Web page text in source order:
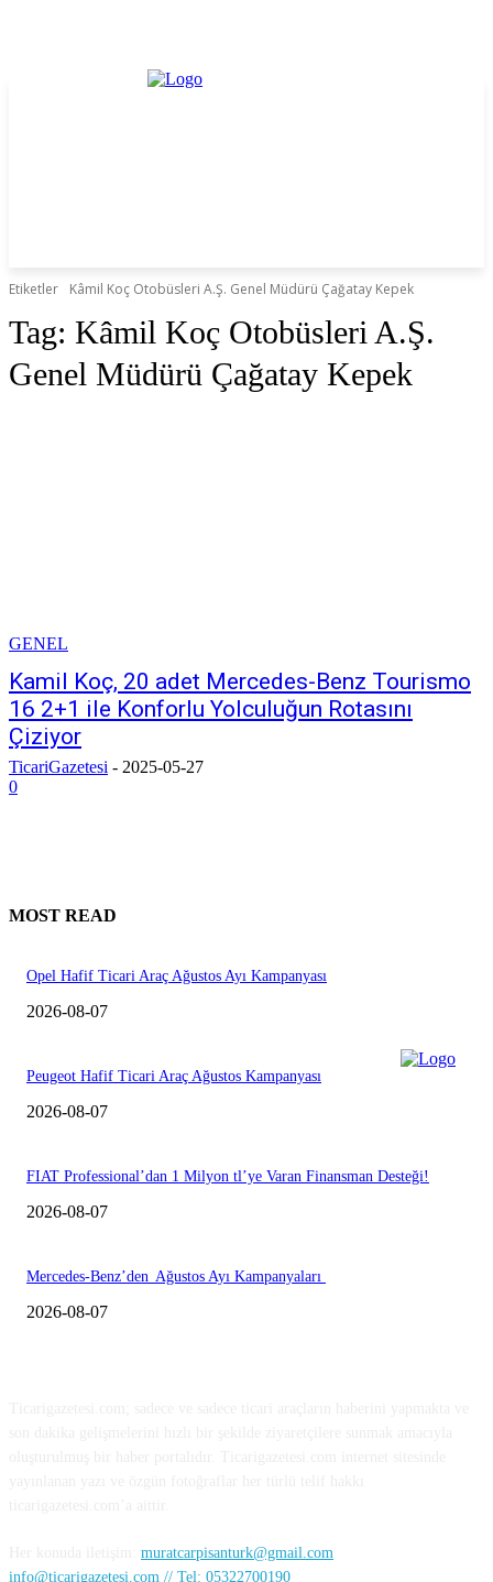
Etiketler Kâmil Koç Otobüsleri A.Ş. Genel Müdürü Çağatay Kepek
Tag: Kâmil Koç Otobüsleri A.Ş.
Genel Müdürü Çağatay Kepek
GENEL
Kamil Koç, 20 adet Mercedes-Benz Tourismo
16 2+1 ile Konforlu Yolculuğun Rotasını
Çiziyor
TicariGazetesi - 2025-05-27
0
MOST READ
Opel Hafif Ticari Araç Ağustos Ayı Kampanyası
2026-08-07
Peugeot Hafif Ticari Araç Ağustos Kampanyası
2026-08-07
FIAT Professional’dan 1 Milyon tl’ye Varan Finansman Desteği!
2026-08-07
Mercedes-Benz’den Ağustos Ayı Kampanyaları
2026-08-07
muratcarpisanturk@gmail.com
info@ticarigazetesi.com // Tel: 05322700190